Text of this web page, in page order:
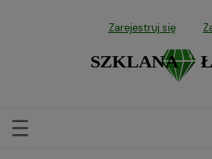
Zarejestruj się